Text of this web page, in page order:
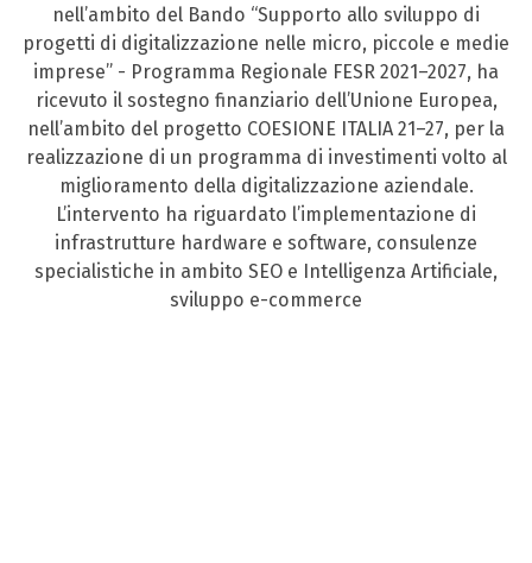
nell’ambito del Bando “Supporto allo sviluppo di
progetti di digitalizzazione nelle micro, piccole e medie
imprese” - Programma Regionale FESR 2021–2027, ha
ricevuto il sostegno finanziario dell’Unione Europea,
nell’ambito del progetto COESIONE ITALIA 21–27, per la
realizzazione di un programma di investimenti volto al
miglioramento della digitalizzazione aziendale.
L’intervento ha riguardato l’implementazione di
infrastrutture hardware e software, consulenze
specialistiche in ambito SEO e Intelligenza Artificiale,
sviluppo e-commerce